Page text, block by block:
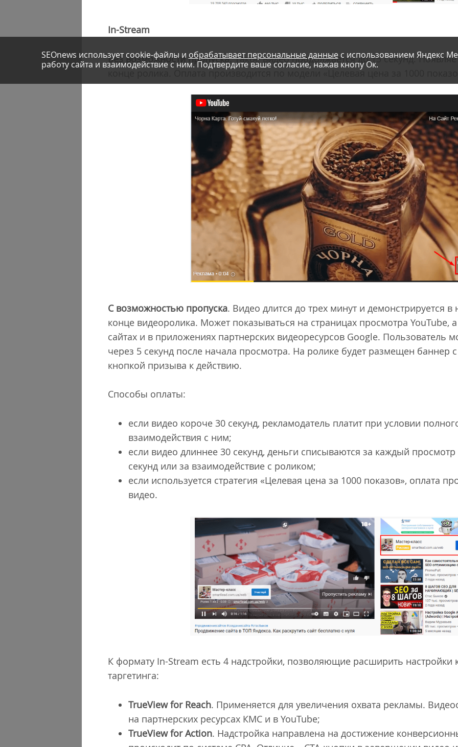
In-Stream
Без возможности пропуска. Такое видео продолжается до 15 секунд.
конце ролика. Оплата производится по модели «Целевая цена за 1000
С возможностью пропуска. Видео длится до трех минут и демонстрируется
конце видеоролика. Может показываться на страницах просмотра YouTube,
сайтах и в приложениях партнерских видеоресурсов Google. Пользователь
через 5 секунд после начала просмотра. На ролике будет размещен баннер
кнопкой призыва к действию.
Способы оплаты:
если видео короче 30 секунд, рекламодатель платит при условии
взаимодействия с ним;
если видео длиннее 30 секунд, деньги списываются за каждый
секунд или за взаимодействие с роликом;
если используется стратегия «Целевая цена за 1000 показов», оплата
видео.
К формату In-Stream есть 4 надстройки, позволяющие расширить настройки
таргетинга:
TrueView for Reach. Применяется для увеличения охвата рекламы.
на партнерских ресурсах КМС и в YouTube;
TrueView for Action. Надстройка направлена на достижение
SEOnews использует cookie-файлы и обрабатывает персональные данныес использованием Яндекс
работу сайта и взаимодействие с ним. Подтвердите ваше согласие, нажав кнопу Ок.